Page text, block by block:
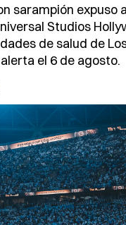
sarampión expuso
Studios
de salud de
el 6 de agosto.